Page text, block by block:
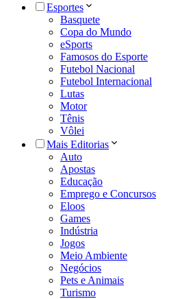
Esportes
Basquete
Copa do Mundo
eSports
Famosos do Esporte
Futebol Nacional
Futebol Internacional
Lutas
Motor
Tênis
Vôlei
Mais Editorias
Auto
Apostas
Educação
Emprego e Concursos
Eloos
Games
Indústria
Jogos
Meio Ambiente
Negócios
Pets e Animais
Turismo